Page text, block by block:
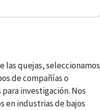
las quejas, seleccionamos
de compañías o
investigación. Nos
en industrias de bajos